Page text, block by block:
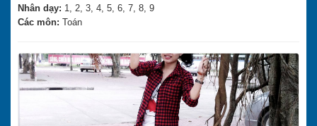
Nhân dạy: 1, 2, 3, 4, 5, 6, 7, 8, 9
Các môn: Toán